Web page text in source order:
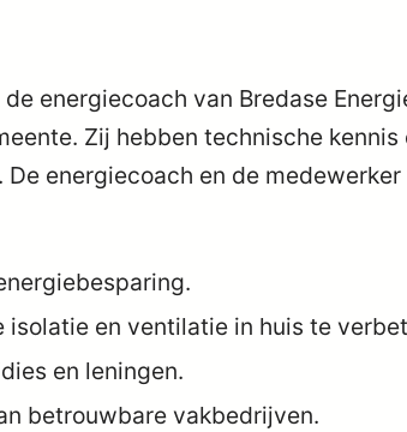
energiecoach van Bredase
Zij hebben technische
energiecoach en de
isolatie en ventilatie in huis te
en leningen.
betrouwbare vakbedrijven.